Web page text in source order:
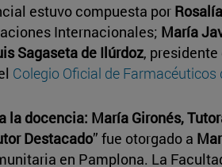
estuvo compuesta por
Internacionales; María
Sagaseta de Ilúrdoz, presidente
Colegio Oficial de Farmacéuticos
la docencia: María Gironés,
Destacado” fue otorgado a
en Pamplona. La